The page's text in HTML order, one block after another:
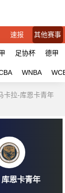
速报 其他赛事
足协杯 德甲
WNBA
卡拉-库恩卡青年